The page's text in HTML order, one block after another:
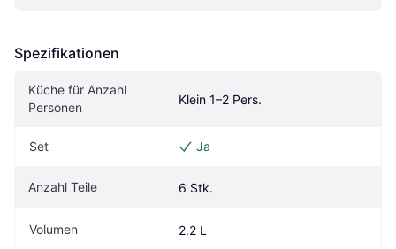
Spezifikationen
Küche für Anzahl
Personen
Klein 1–2 Pers.
Set Ja
Anzahl Teile 6 Stk.
Volumen 2.2 L